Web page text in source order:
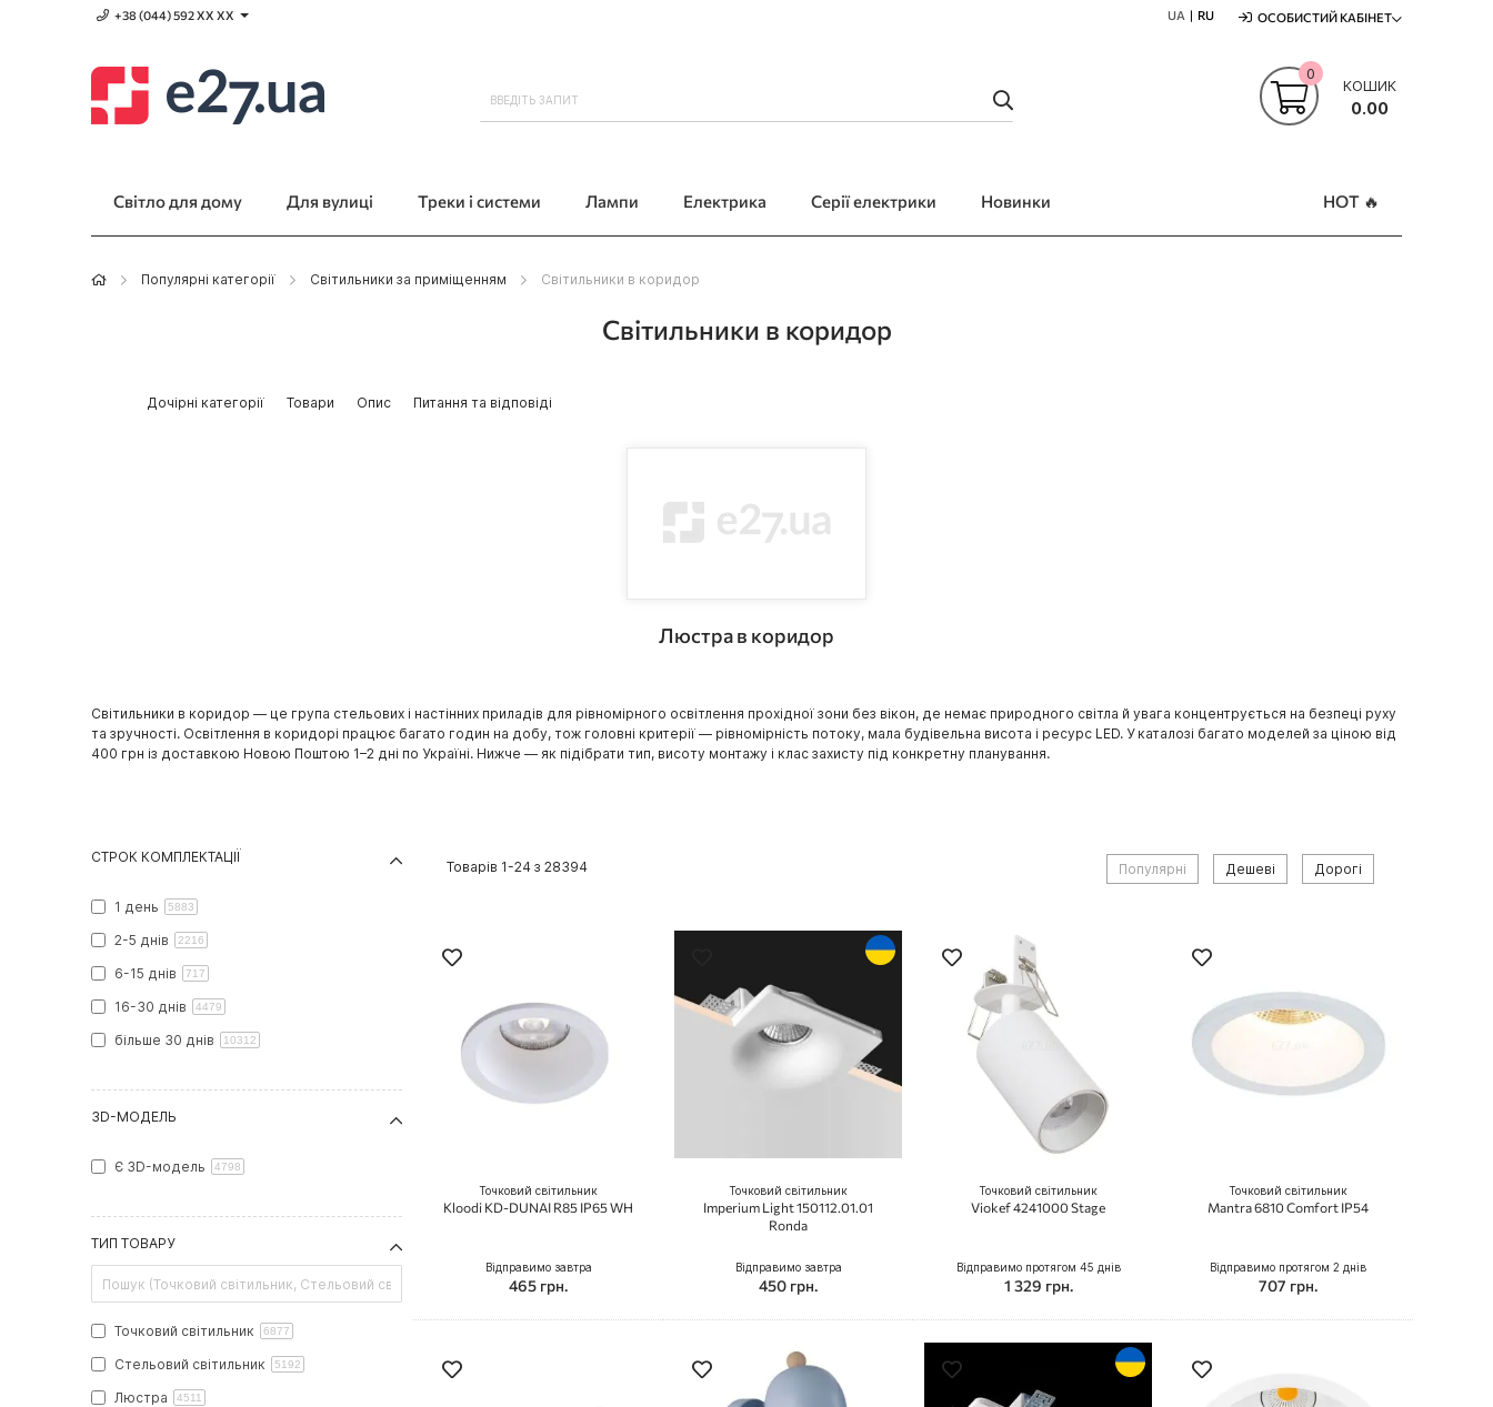
+38 (044) 592 XХ ХХ UA RU ОСОБИСТИЙ КАБІНЕТ
КОШИК
0.00
0
Світло для дому Для вулиці Треки і системи Лампи Електрика Серії електрики Новинки HOT 🔥
Популярні категорії Світильники за приміщенням Світильники в коридор
Світильники в коридор
Дочірні категорії Товари Опис Питання та відповіді
Люстра в коридор
Світильники в коридор — це група стельових і настінних приладів для рівномірного освітлення прохідної зони без вікон, де немає природного світла й увага концентрується на безпеці руху
та зручності. Освітлення в коридорі працює багато годин на добу, тож головні критерії — рівномірність потоку, мала будівельна висота і ресурс LED. У каталозі багато моделей за ціною від
400 грн із доставкою Новою Поштою 1–2 дні по Україні. Нижче — як підібрати тип, висоту монтажу і клас захисту під конкретну планування.
Товарів 1-24 з 28394 Популярні Дешеві Дорогі
Точковий світильник
Kloodi KD-DUNAI R85 IP65 WH
Відправимо завтра
465 грн.
Точковий світильник
Imperium Light 150112.01.01
Ronda
Відправимо завтра
450 грн.
Точковий світильник
Viokef 4241000 Stage
Відправимо протягом 45 днів
1 329 грн.
Точковий світильник
Mantra 6810 Comfort IP54
Відправимо протягом 2 днів
707 грн.
СТРОК КОМПЛЕКТАЦІЇ
1 день 5883
2-5 днів 2216
6-15 днів 717
16-30 днів 4479
більше 30 днів 10312
3D-МОДЕЛЬ
Є 3D-модель 4798
ТИП ТОВАРУ
Точковий світильник 6877
Стельовий світильник 5192
Люстра 4511